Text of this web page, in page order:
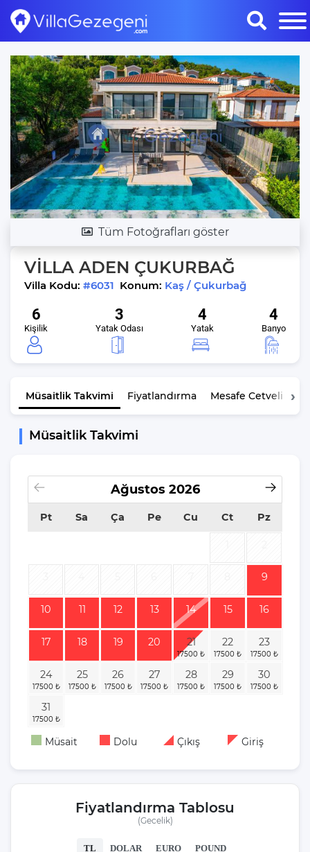
Tüm Fotoğrafları göster
VİLLA ADEN ÇUKURBAĞ
Villa Kodu: #6031 Konum: Kaş / Çukurbağ
6
Kişilik
3
Yatak Odası
4
Yatak
4
Banyo
Müsaitlik Takvimi Fiyatlandırma Mesafe Cetveli
Müsaitlik Takvimi
Ağustos 2026
Pt Sa Ça Pe Cu Ct Pz
9
10 11 12 13 14 15 16
17 18 19 20 21 22 23
24 25 26 27 28 29 30
31
Müsait Dolu Çıkış Giriş
Fiyatlandırma Tablosu
(Gecelik)
TL DOLAR EURO POUND